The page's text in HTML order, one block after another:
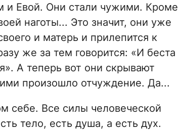
и Евой. Они стали чужими. Кроме
наготы... Это значит, они уже
и матерь и прилепится к
же за тем говорится: «И беста
А теперь вот они скрывают
произошло отчуждение. Да...
себе. Все силы человеческой
тело, есть душа, а есть дух.